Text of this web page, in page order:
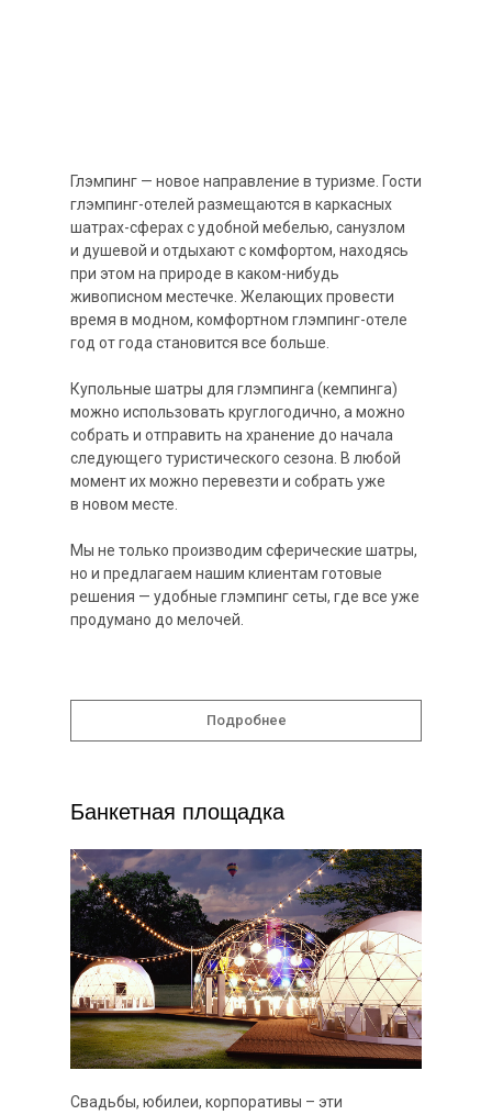
Глэмпинг — новое направление в туризме. Гости
глэмпинг-отелей размещаются в каркасных
шатрах-сферах с удобной мебелью, санузлом
и душевой и отдыхают с комфортом, находясь
при этом на природе в каком-нибудь
живописном местечке. Желающих провести
время в модном, комфортном глэмпинг-отеле
год от года становится все больше.
Купольные шатры для глэмпинга (кемпинга)
можно использовать круглогодично, а можно
собрать и отправить на хранение до начала
следующего туристического сезона. В любой
момент их можно перевезти и собрать уже
в новом месте.
Мы не только производим сферические шатры,
но и предлагаем нашим клиентам готовые
решения — удобные глэмпинг сеты, где все уже
продумано до мелочей.
Подробнее
Свадьбы, юбилеи, корпоративы – эти
Банкетная площадка